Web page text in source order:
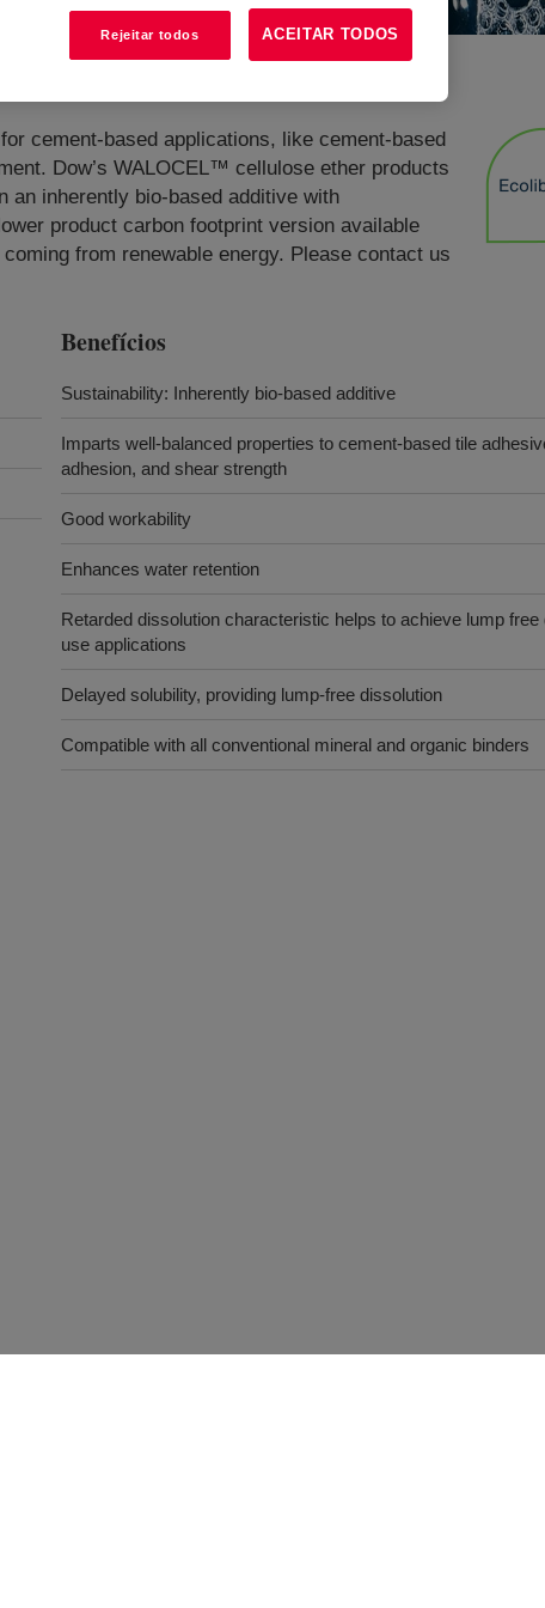
cement-based applications, like cement-based
Dow’s WALOCEL™ cellulose ether products
an inherently bio-based additive with
product carbon footprint version available
from renewable energy. Please contact us
Benefícios
Sustainability: Inherently bio-based additive
Imparts well-balanced properties to cement-based tile
adhesion, and shear strength
Good workability
Enhances water retention
Retarded dissolution characteristic helps to achieve lump
use applications
Delayed solubility, providing lump-free dissolution
Compatible with all conventional mineral and organic binders
Rejeitar todos ACEITAR TODOS